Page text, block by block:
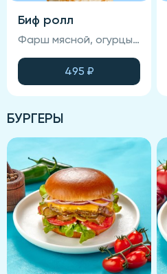
Биф ролл
Фарш мясной, огурцы маринованные, пекинская капуста, лук красный маринованный, соус для шавермы, соус фирменный, лаваш, помидоры
495 ₽
БУРГЕРЫ